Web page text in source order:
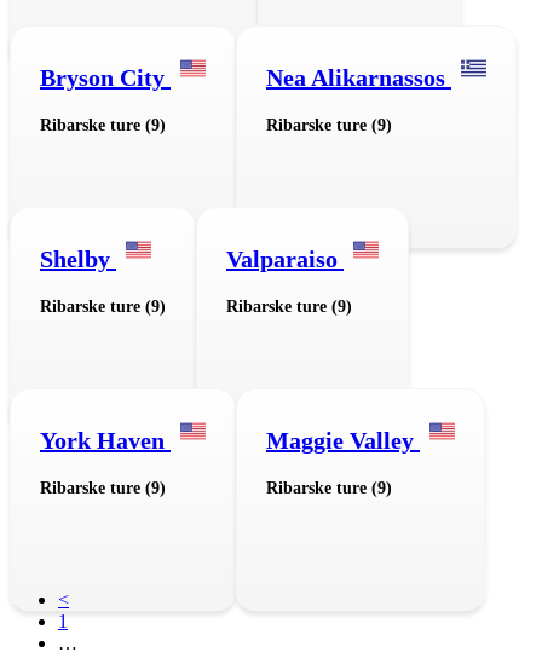
Bryson City
Ribarske ture (9)
Nea Alikarnassos
Ribarske ture (9)
Shelby
Ribarske ture (9)
Valparaiso
Ribarske ture (9)
York Haven
Ribarske ture (9)
Maggie Valley
Ribarske ture (9)
<
1
…